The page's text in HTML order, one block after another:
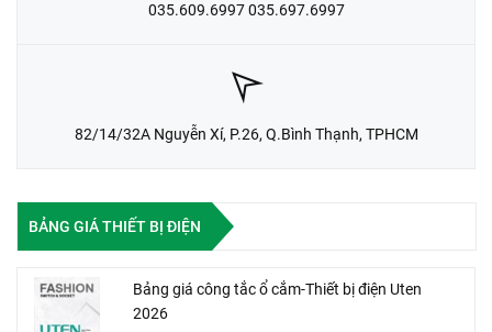
035.609.6997 035.697.6997
82/14/32A Nguyễn Xí, P.26, Q.Bình Thạnh, TPHCM
BẢNG GIÁ THIẾT BỊ ĐIỆN
Bảng giá công tắc ổ cắm-Thiết bị điện Uten
2026